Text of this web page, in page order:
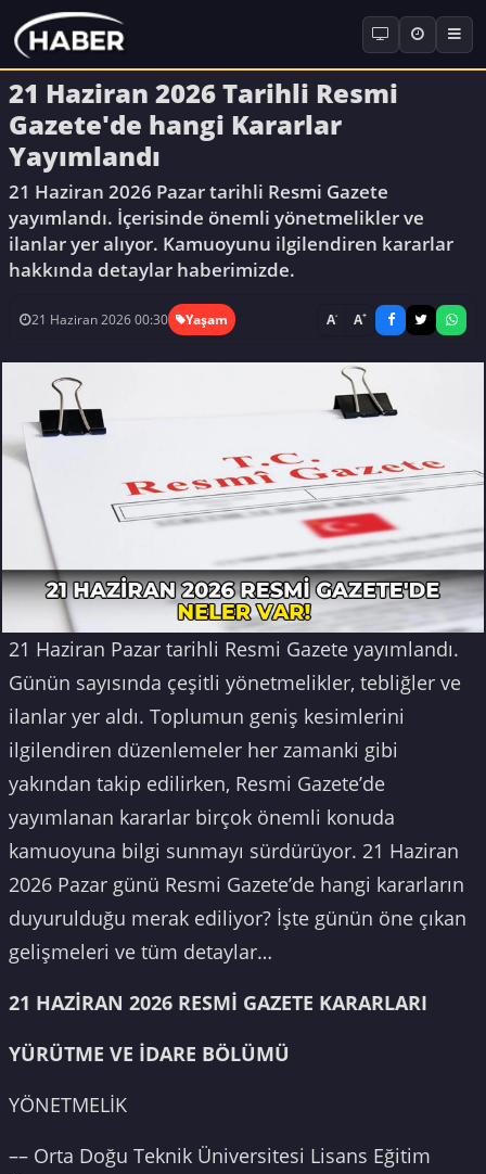
21 Haziran 2026 Tarihli Resmi
Gazete'de hangi Kararlar
Yayımlandı
21 Haziran 2026 Pazar tarihli Resmi Gazete
yayımlandı. İçerisinde önemli yönetmelikler ve
ilanlar yer alıyor. Kamuoyunu ilgilendiren kararlar
hakkında detaylar haberimizde.
21 Haziran 2026 00:30 Yaşam A- A+
21 Haziran Pazar tarihli Resmi Gazete yayımlandı.
Günün sayısında çeşitli yönetmelikler, tebliğler ve
ilanlar yer aldı. Toplumun geniş kesimlerini
ilgilendiren düzenlemeler her zamanki gibi
yakından takip edilirken, Resmi Gazete’de
yayımlanan kararlar birçok önemli konuda
kamuoyuna bilgi sunmayı sürdürüyor. 21 Haziran
2026 Pazar günü Resmi Gazete’de hangi kararların
duyurulduğu merak ediliyor? İşte günün öne çıkan
gelişmeleri ve tüm detaylar…
21 HAZİRAN 2026 RESMİ GAZETE KARARLARI
YÜRÜTME VE İDARE BÖLÜMÜ
YÖNETMELİK
–– Orta Doğu Teknik Üniversitesi Lisans Eğitim